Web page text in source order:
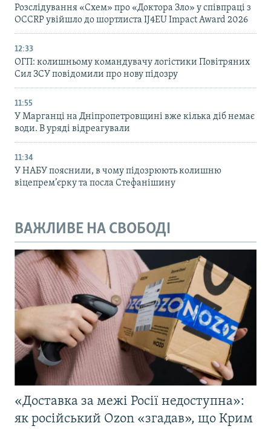
Розслідування «Схем» про «Доктора Зло» у співпраці з
OCCRP увійшло до шортлиста IJ4EU Impact Award 2026
12:33
ОГП: колишньому командувачу логістики Повітряних
Сил ЗСУ повідомили про нову підозру
11:55
У Марганці на Дніпропетровщині вже кілька діб немає
води. В уряді відреагували
11:34
У НАБУ пояснили, в чому підозрюють колишню
віцепрем’єрку та посла Стефанішину
ВАЖЛИВЕ НА СВОБОДІ
«Доставка за межі Росії недоступна»:
як російський Ozon «згадав», що Крим